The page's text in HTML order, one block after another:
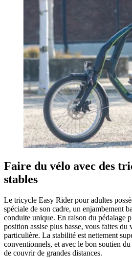
Faire du vélo avec des
stables
Le tricycle Easy Rider pour adultes
spéciale de son cadre, un enjambement
conduite unique. En raison du pédalage
position assise plus basse, vous faites du
particulière. La stabilité est nettement
conventionnels, et avec le bon soutien du
de couvrir de grandes distances.